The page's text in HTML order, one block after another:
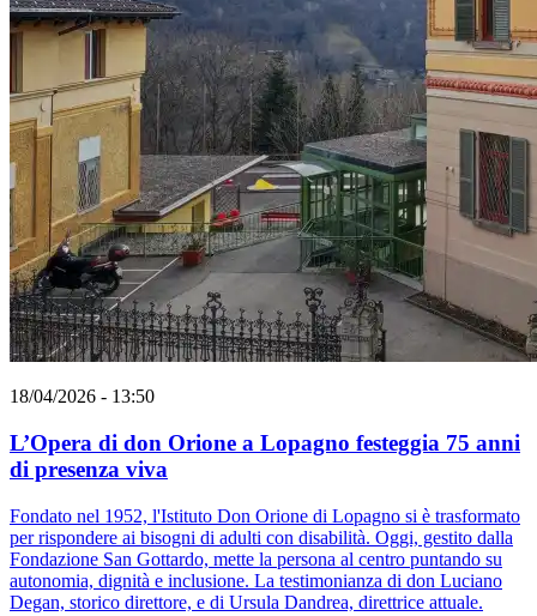
18/04/2026 - 13:50
L’Opera di don Orione a Lopagno festeggia 75 anni
di presenza viva
Fondato nel 1952, l'Istituto Don Orione di Lopagno si è trasformato
per rispondere ai bisogni di adulti con disabilità. Oggi, gestito dalla
Fondazione San Gottardo, mette la persona al centro puntando su
autonomia, dignità e inclusione. La testimonianza di don Luciano
Degan, storico direttore, e di Ursula Dandrea, direttrice attuale.